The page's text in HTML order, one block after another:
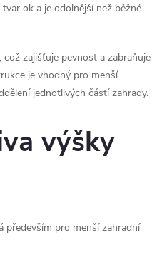
ok a je odolnější než běžné
zajišťuje pevnost a zabraňuje
je vhodný pro menší
jednotlivých částí zahrady.
výšky
především pro menší zahradní